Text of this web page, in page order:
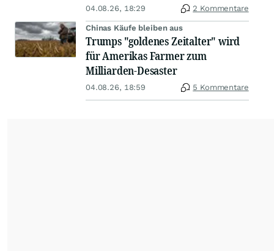
04.08.26, 18:29 2 Kommentare
Chinas Käufe bleiben aus
Trumps "goldenes Zeitalter" wird
für Amerikas Farmer zum
Milliarden-Desaster
04.08.26, 18:59 5 Kommentare